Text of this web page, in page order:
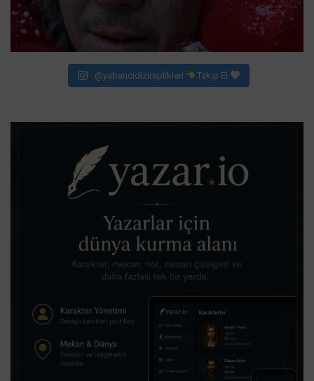
@yabancidizireplikleri Takip Et